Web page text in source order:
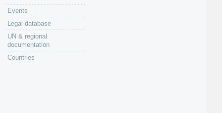
Events
Legal database
UN & regional
documentation
Countries